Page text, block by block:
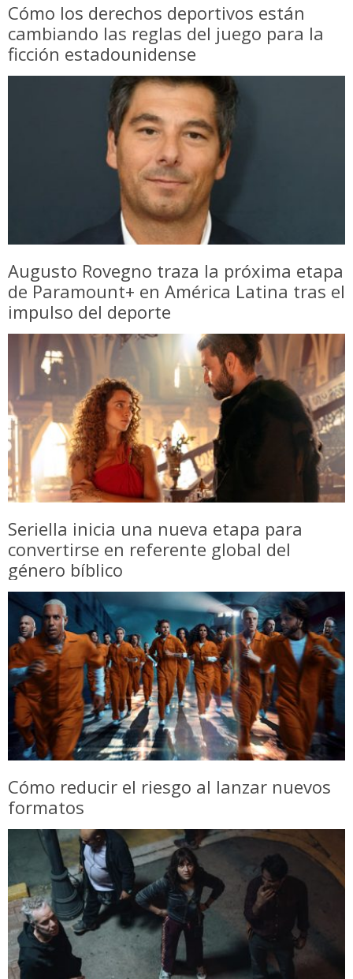
Cómo los derechos deportivos están
cambiando las reglas del juego para la
ficción estadounidense
Augusto Rovegno traza la próxima etapa
de Paramount+ en América Latina tras el
impulso del deporte
Seriella inicia una nueva etapa para
convertirse en referente global del
género bíblico
Cómo reducir el riesgo al lanzar nuevos
formatos